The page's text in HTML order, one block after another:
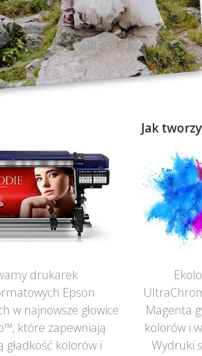
Jak
drukarek
Epson
w najnowsze głowice
które zapewniają
gładkość kolorów i
Magenta
kolorów i
Wydruki